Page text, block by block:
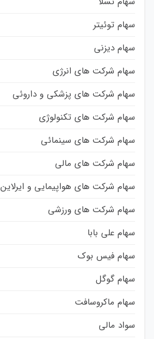
سهام توئیتر
سهام دیزنی
سهام شرکت های انرژی
سهام شرکت های پزشکی و داروئی
سهام شرکت های تکنولوژی
سهام شرکت های سینمائی
سهام شرکت های مالی
سهام شرکت های هواپیمایی و ایرلاین
سهام شرکت های ورزشی
سهام علی بابا
سهام فیس بوک
سهام گوگل
سهام ماکروسافت
سواد مالی